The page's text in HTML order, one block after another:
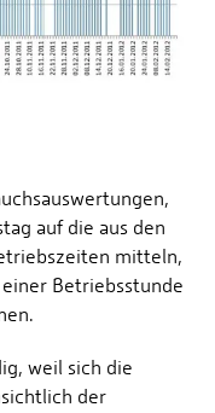
auf die aus den
mitteln,
Betriebsstunde
weil sich die
der